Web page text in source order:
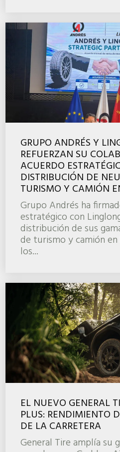
GRUPO ANDRÉS Y
REFUERZAN SU
ACUERDO
DISTRIBUCIÓN DE
TURISMO Y CAMIÓN
Grupo Andrés ha
estratégico con
distribución de sus
de turismo y camión
los...
EL NUEVO GENERAL
PLUS: RENDIMIENTO
DE LA CARRETERA
General Tire amplía su